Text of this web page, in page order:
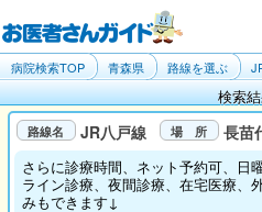
病院検索TOP 青森県 路線を選ぶ
検索
JR八戸線 長苗
さらに診療時間、ネット予約可、日
ライン診療、夜間診療、在宅医療、
みもできます↓